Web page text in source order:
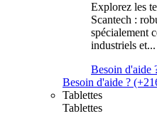
Explorez les
Scantech :
spécialement
industriels et...
Besoin d'aide
Besoin d'aide ?
Tablettes
Tablettes